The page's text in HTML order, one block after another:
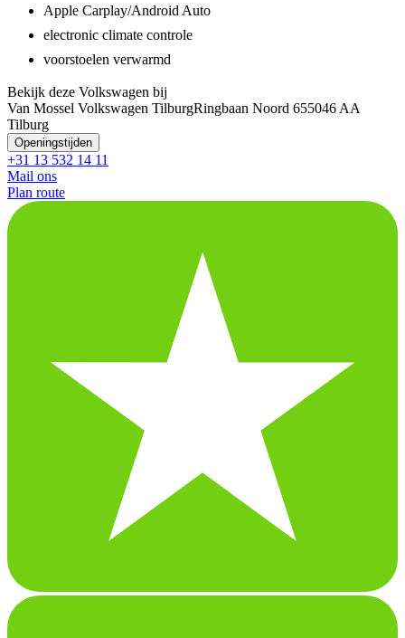
Apple Carplay/Android Auto
electronic climate controle
voorstoelen verwarmd
Bekijk deze Volkswagen bij
Van Mossel Volkswagen TilburgRingbaan Noord 655046 AA
Tilburg
Openingstijden
+31 13 532 14 11
Mail ons
Plan route